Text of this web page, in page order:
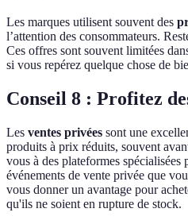
Les marques utilisent souvent des
l’attention des consommateurs.
Ces offres sont souvent limitées
si vous repérez quelque chose de
Conseil 8 : Profitez
Les ventes privées sont une
produits à prix réduits, souvent
vous à des plateformes spécialisées
événements de vente privée que
vous donner un avantage pour
qu'ils ne soient en rupture de stock.